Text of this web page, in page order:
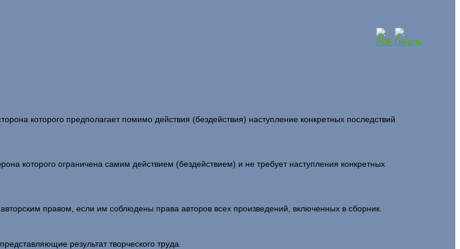
которого предполагает помимо действия (бездействия) наступление конкретных последствий
ограничена самим действием (бездействием) и не требует наступления конкретных
правом, если им соблюдены права авторов всех произведений, включенных в сборник.
результат творческого труда.